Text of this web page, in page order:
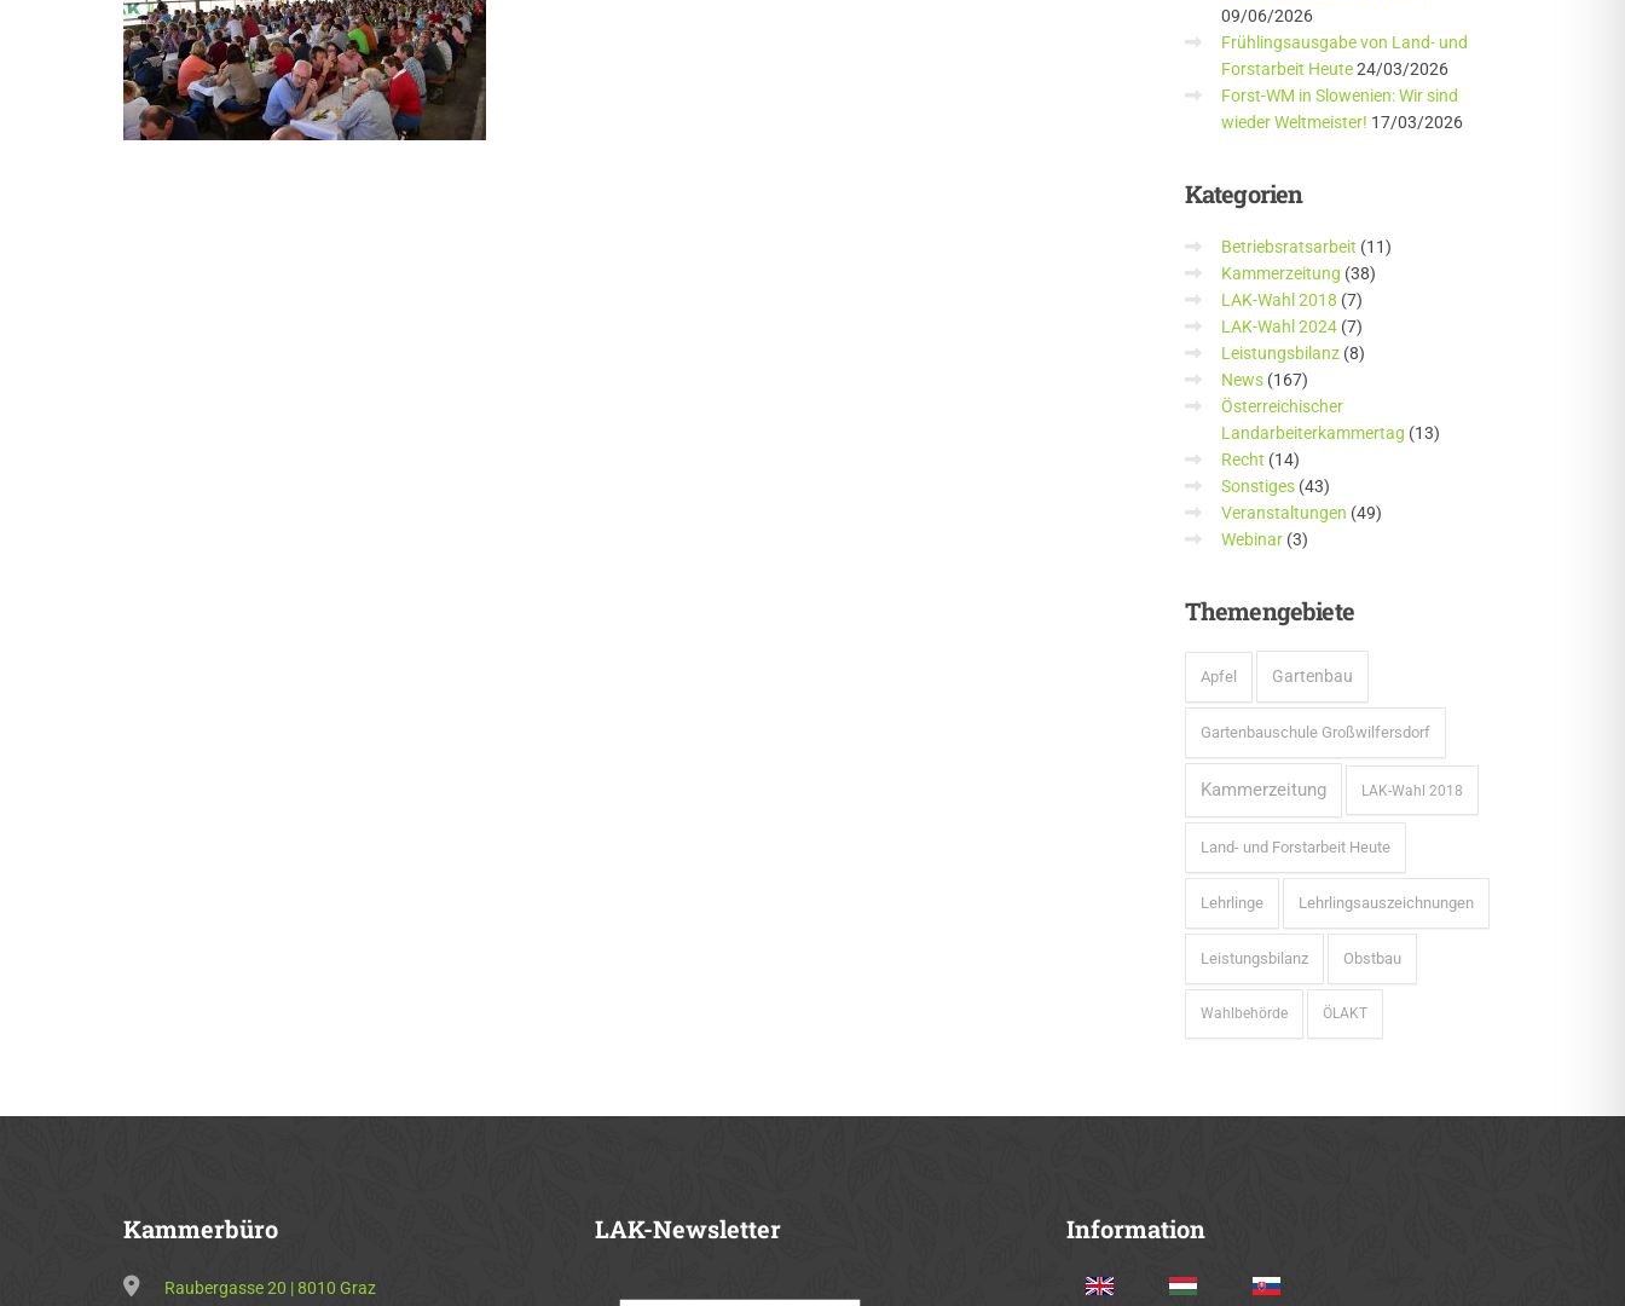
09/06/2026
Frühlingsausgabe von Land- und
Forstarbeit Heute 24/03/2026
Forst-WM in Slowenien: Wir sind
wieder Weltmeister! 17/03/2026
Kategorien
Betriebsratsarbeit (11)
Kammerzeitung (38)
LAK-Wahl 2018 (7)
LAK-Wahl 2024(7)
Leistungsbilanz(8)
News(167)
Österreichischer
Landarbeiterkammertag (13)
Recht (14)
Sonstiges(43)
Veranstaltungen (49)
Webinar(3)
Themengebiete
Apfel Gartenbau
Gartenbauschule Großwilfersdorf
Kammerzeitung LAK-Wahl 2018
Land- und Forstarbeit Heute
Lehrlinge Lehrlingsauszeichnungen
Leistungsbilanz Obstbau
Wahlbehörde ÖLAKT
Kammerbüro
Raubergasse 20 | 8010 Graz
LAK-Newsletter Information